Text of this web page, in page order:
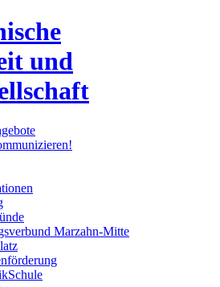
und
Marzahn-Mitte